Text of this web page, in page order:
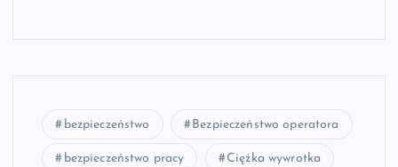
bezpieczeństwo Bezpieczeństwo operatora
bezpieczeństwo pracy Ciężka wywrotka